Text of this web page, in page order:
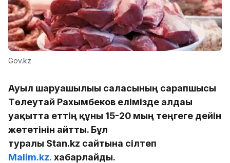
Gov.kz
Ауыл шаруашылығы саласының сарапшысы
Төлеутай Рахымбеков елімізде алдағы
уақытта еттің құны 15-20 мың теңгеге дейін
жететінін айтты. Бұл
туралы Stan.kz сайтына сілтеп
Malim.kz. хабарлайды.